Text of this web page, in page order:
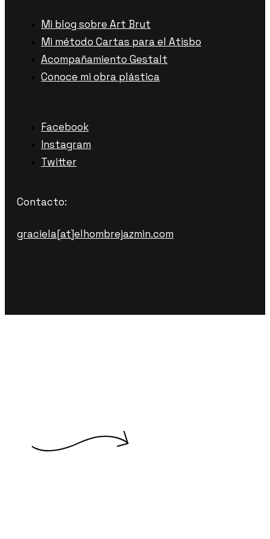
Mi blog sobre Art Brut
Mi método Cartas para el Atisbo
Acompañamiento Gestalt
Conoce mi obra plástica
Facebook
Instagram
Twitter
Contacto:
graciela[at]elhombrejazmin.com